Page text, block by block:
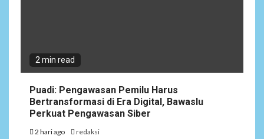
2 min read
Puadi: Pengawasan Pemilu Harus
Bertransformasi di Era Digital, Bawaslu
Perkuat Pengawasan Siber
2 hari ago redaksi